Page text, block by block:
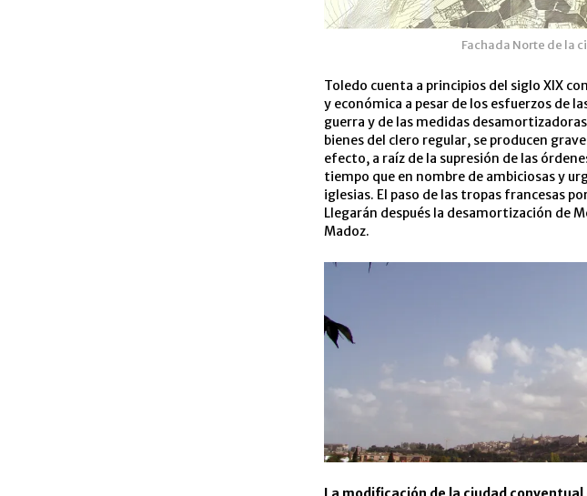
Fachada Norte de la
Toledo cuenta a principios del siglo XIX
y económica a pesar de los esfuerzos de
guerra y de las medidas
bienes del clero regular, se producen
efecto, a raíz de la supresión de las
tiempo que en nombre de ambiciosas y
iglesias. El paso de las tropas francesas
Llegarán después la desamortización de
Madoz.